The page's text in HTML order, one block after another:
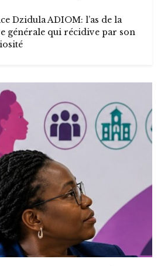
Dzidula ADIOM: l’as de la
générale qui récidive par son